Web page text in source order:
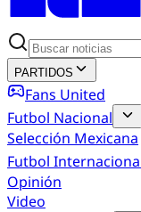
PARTIDOS
Fans United
Futbol Nacional
Selección Mexicana
Futbol
Opinión
Video